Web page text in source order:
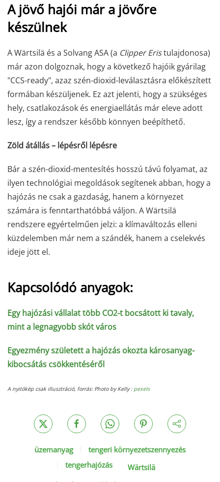
A jövő hajói már a jövőre
készülnek
A Wärtsilä és a Solvang ASA (a Clipper Eristulajdonosa)
már azon dolgoznak, hogy a következő hajóik gyárilag
"CCS-ready", azaz szén-dioxid-leválasztásra előkészített
formában készüljenek. Ez azt jelenti, hogy a szükséges
hely, csatlakozások és energiaellátás már eleve adott
lesz, így a rendszer később könnyen beépíthető.
Zöld átállás – lépésről lépésre
Bár a szén-dioxid-mentesítés hosszú távú folyamat, az
ilyen technológiai megoldások segítenek abban, hogy a
hajózás ne csak a gazdaság, hanem a környezet
számára is fenntarthatóbbá váljon. A Wärtsilä
rendszere egyértelműen jelzi: a klímaváltozás elleni
küzdelemben már nem a szándék, hanem a cselekvés
ideje jött el.
Kapcsolódó anyagok:
Egy hajózási vállalat több CO2-t bocsátott ki tavaly,
mint a legnagyobb skót város
Egyezmény született a hajózás okozta károsanyag-
kibocsátás csökkentéséről
A nyitókép csak illusztráció, forrás:Photo by Kelly : pexels
üzemanyag
tengeri környezetszennyezés
tengerhajózás
Wärtsilä